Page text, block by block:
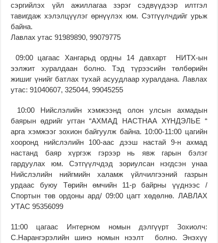
сэргийлэх үйл ажиллагаа зэрэг сэдвүүдээр илтгэл
тавигдаж хэлэлцүүлэг өрнүүлэх юм. Сэтгүүлчдийг урьж
байна.
Лавлах утас 91989890, 99079775
09:00 цагаас Хангарьд ордны 14 давхарт НИТХ-ын
ээлжит хуралдаан болно. Тэд түрээсийн төлбөрийн
жишиг үнийг батлах тухай асуудлаар хуралдана. Лавлах
утас: 91040607, 325044, 99045255
10:00 Нийслэлийн хэмжээнд олон улсын ахмадын
баярын өдрийг угтан “АХМАД НАСТНАА ХҮНДЭЛЬЕ “
арга хэмжээг зохион байгуулж байна. 10:00-11:00 цагийн
хооронд нийслэлийн 100-аас дээш настай 9-н ахмад
настанд баяр хүргэж гэрээр нь явж гарын бэлэг
гардуулах юм. Сэтгүүлчдэд зориулсан нэгдсэн унаа
Нийслэлийн нийгмийн халамж үйлчилгээний газрын
урдаас буюу Төрийн өмчийн 11-р байрны үүднээс /
Спортын төв ордоны ард/ 09:00 цагт хөдөлнө. ЛАВЛАХ
УТАС 95356099
11:00 цагаас Интерном номын дэлгүүрт Зохиолч:
С.Нарангэрэлийн шинэ номын нээлт болно. Энэхүү